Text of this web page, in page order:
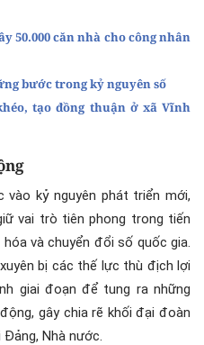
50.000 căn nhà cho công nhân
bước trong kỷ nguyên số
tạo đồng thuận ở xã Vĩnh
kỷ nguyên phát triển mới,
vai trò tiên phong trong tiến
và chuyển đổi số quốc gia.
bị các thế lực thù địch lợi
giai đoạn để tung ra những
gây chia rẽ khối đại đoàn
Nhà nước.